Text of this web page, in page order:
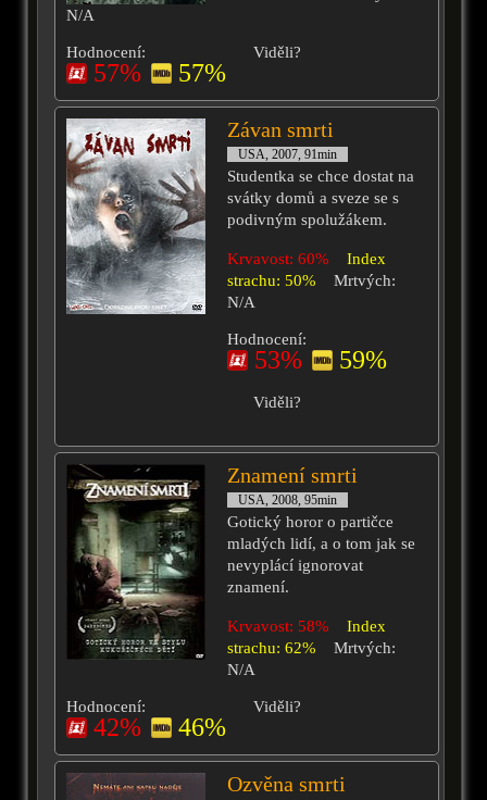
N/A
Hodnocení:
57% 57%
Viděli?
Závan smrti
USA, 2007, 91min
Studentka se chce dostat na
svátky domů a sveze se s
podivným spolužákem.
Krvavost: 60%
Index
strachu: 50%
Mrtvých:
N/A
Hodnocení:
53% 59%
Viděli?
Znamení smrti
USA, 2008, 95min
Gotický horor o partičce
mladých lidí, a o tom jak se
nevyplácí ignorovat
znamení.
Krvavost: 58%
Index
strachu: 62%
Mrtvých:
N/A
Hodnocení:
42% 46%
Viděli?
Ozvěna smrti